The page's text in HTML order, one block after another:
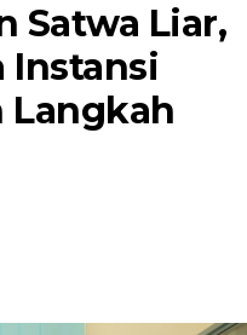
Satwa Liar,
Instansi
Langkah